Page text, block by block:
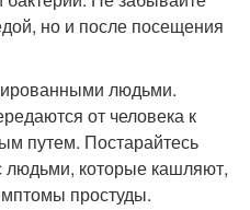
но и после посещения
людьми.
от человека к
путем. Постарайтесь
людьми, которые кашляют,
простуды.